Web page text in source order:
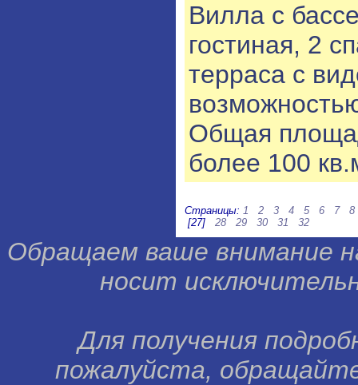
Вилла с
гостиная, 2
терраса с
Общая
более 100
Страницы: 1 2 3 4 5 6 7
8
[27] 28 29 30 31 32
Обращаем ваше внимание
носит
Для получения
пожалуйста,